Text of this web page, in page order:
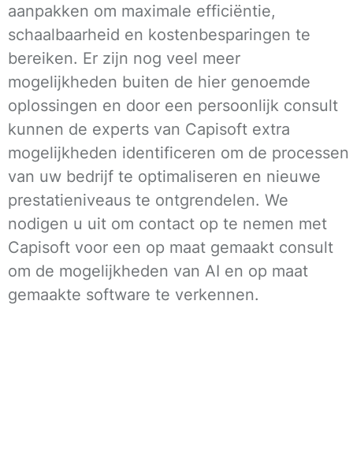
aanpakken om maximale efficiëntie,
schaalbaarheid en kostenbesparingen te
bereiken. Er zijn nog veel meer
mogelijkheden buiten de hier genoemde
oplossingen en door een persoonlijk consult
kunnen de experts van Capisoft extra
mogelijkheden identificeren om de processen
van uw bedrijf te optimaliseren en nieuwe
prestatieniveaus te ontgrendelen. We
nodigen u uit om contact op te nemen met
Capisoft voor een op maat gemaakt consult
om de mogelijkheden van AI en op maat
gemaakte software te verkennen.